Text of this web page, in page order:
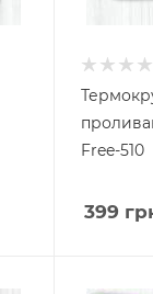
Free-510
399